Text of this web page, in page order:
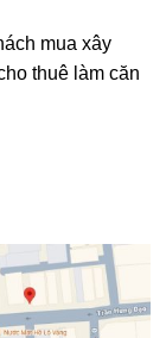
mua xây
thuê làm căn